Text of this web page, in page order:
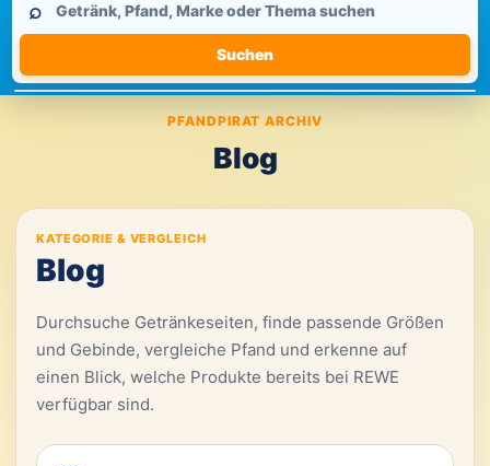
durchsuchen
⌕
Suchen
PFANDPIRAT ARCHIV
Blog
KATEGORIE & VERGLEICH
Blog
Durchsuche Getränkeseiten, finde passende Größen
und Gebinde, vergleiche Pfand und erkenne auf
einen Blick, welche Produkte bereits bei REWE
verfügbar sind.